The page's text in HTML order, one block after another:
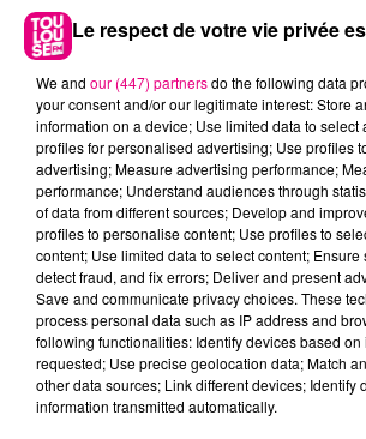
22 juillet 2026
Toulouse : circulation
secteur François Verdier...
Le respect de votre vie privée
We and our (447) partnersdo the following data
your consent and/or our legitimate interest: Store
information on a device; Use limited data to select
profiles for personalised advertising; Use profiles
advertising; Measure advertising performance;
performance; Understand audiences through
of data from different sources; Develop and
profiles to personalise content; Use profiles to
content; Use limited data to select content; Ensure
detect fraud, and fix errors; Deliver and present
Save and communicate privacy choices. These
process personal data such as IP address and
following functionalities: Identify devices based
requested; Use precise geolocation data; Match
other data sources; Link different devices; Identify
information transmitted automatically.